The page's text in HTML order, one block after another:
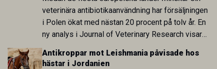
veterinära antibiotikaanvändning har försäljningen
i Polen ökat med nästan 20 procent på tolv år. En
ny analys i Journal of Veterinary Research visar
att skillnaden mot lågförbrukarländer som
Sverige är fortsatt stor.
Antikroppar mot Leishmania påvisade hos
hästar i Jordanien